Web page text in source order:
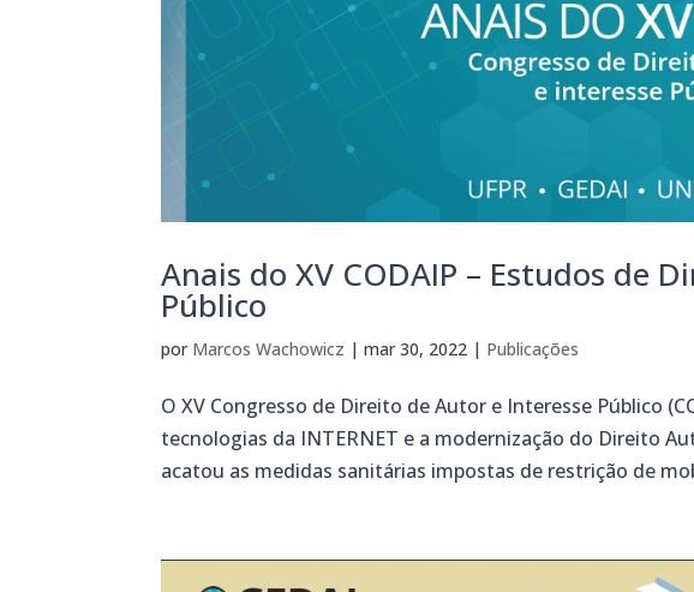
Anais do XV CODAIP – Estudos de
Público
por Marcos Wachowicz |mar 30, 2022 | Publicações
O XV Congresso de Direito de Autor e Interesse Público
tecnologias da INTERNET e a modernização do Direito
acatou as medidas sanitárias impostas de restrição de